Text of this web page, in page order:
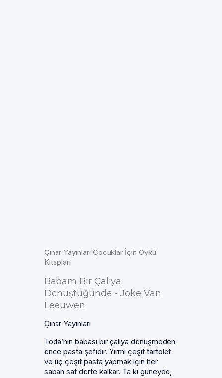
Çınar Yayınları Çocuklar İçin Öykü
Kitapları
Babam Bir Çalıya
Dönüştüğünde - Joke Van
Leeuwen
Çınar Yayınları
Toda’nın babası bir çalıya dönüşmeden
önce pasta şefidir. Yirmi çeşit tartolet
ve üç çeşit pasta yapmak için her
sabah sat dörte kalkar. Ta ki güneyde,